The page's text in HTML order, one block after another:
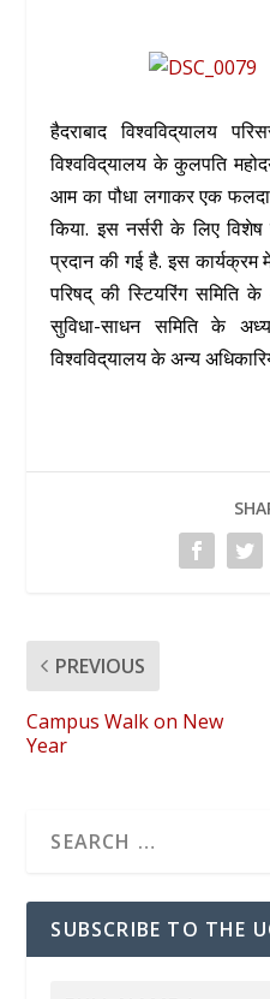
हैदराबाद विश्वविद्‌यालय
विश्वविद्‌यालय के कुलपति
आम का पौधा लगाकर एक
किया. इस नर्सरी के लिए
प्रदान की गई है. इस कार्यक्रम
परिषद्‌ की स्टियरिंग समिति के
सुविधा-साधन समिति के
विश्वविद्‌यालय के अन्य
PREVIOUS
Campus Walk on New
Year
SUBSCRIBE TO THE